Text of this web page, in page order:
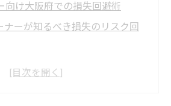
向け大阪府での損失回避術
ナーが知るべき損失のリスク回
動産トラブルを未然に防ぐ要点